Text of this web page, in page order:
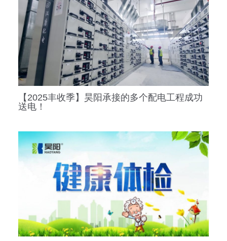
【2025丰收季】昊阳承接的多个配电工程成功
送电！